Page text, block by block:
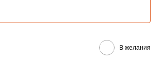
В желания